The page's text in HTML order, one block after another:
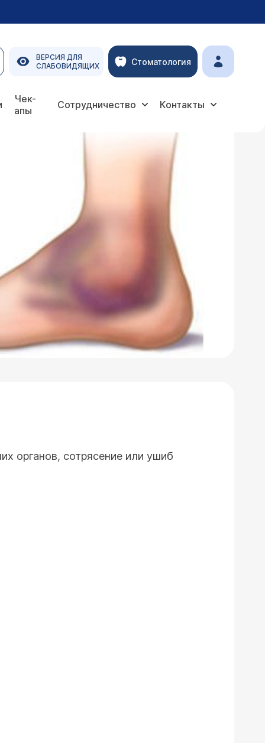
ВЕРСИЯ ДЛЯ
СЛАБОВИДЯЩИХ
Стоматология
Чек-
апы
Сотрудничество Контакты
органов, сотрясение или ушиб